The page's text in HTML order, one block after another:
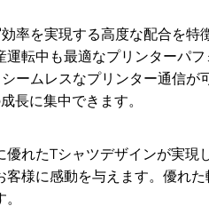
を実現する高度な配合を特
転中も最適なプリンターパ
ムレスなプリンター通信が
長に集中できます。
れたTシャツデザインが実現
様に感動を与えます。優れ